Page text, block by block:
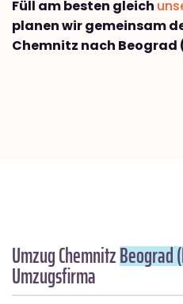
Füll am besten gleich
planen wir gemeinsam
Chemnitz nach
Umzug ChemnitzBeograd
Umzugsfirma